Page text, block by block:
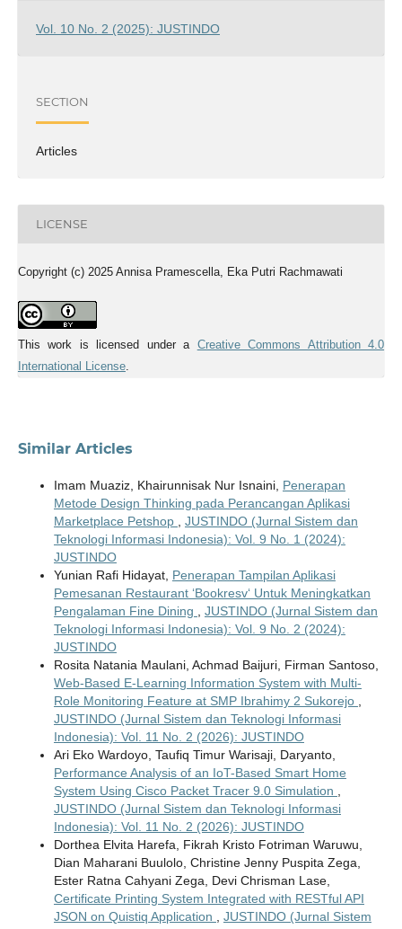
Vol. 10 No. 2 (2025): JUSTINDO
SECTION
Articles
LICENSE
Copyright (c) 2025 Annisa Pramescella, Eka Putri Rachmawati
This work is licensed under a Creative Commons Attribution 4.0
International License.
Similar Articles
Imam Muaziz, Khairunnisak Nur Isnaini, Penerapan
Metode Design Thinking pada Perancangan Aplikasi
Marketplace Petshop
JUSTINDO (Jurnal Sistem dan
Teknologi Informasi Indonesia): Vol. 9 No. 1 (2024):
JUSTINDO
Yunian Rafi Hidayat, Penerapan Tampilan Aplikasi
Pemesanan Restaurant ‘Bookresv‘ Untuk Meningkatkan
Pengalaman Fine Dining
JUSTINDO (Jurnal Sistem dan
Teknologi Informasi Indonesia): Vol. 9 No. 2 (2024):
JUSTINDO
Rosita Natania Maulani, Achmad Baijuri, Firman Santoso,
Web-Based E-Learning Information System with Multi-
Role Monitoring Feature at SMP Ibrahimy 2 Sukorejo
JUSTINDO (Jurnal Sistem dan Teknologi Informasi
Indonesia): Vol. 11 No. 2 (2026): JUSTINDO
Ari Eko Wardoyo, Taufiq Timur Warisaji, Daryanto,
Performance Analysis of an IoT-Based Smart Home
System Using Cisco Packet Tracer 9.0 Simulation
JUSTINDO (Jurnal Sistem dan Teknologi Informasi
Indonesia): Vol. 11 No. 2 (2026): JUSTINDO
Dorthea Elvita Harefa, Fikrah Kristo Fotriman Waruwu,
Dian Maharani Buulolo, Christine Jenny Puspita Zega,
Ester Ratna Cahyani Zega, Devi Chrisman Lase,
Certificate Printing System Integrated with RESTful API
JSON on Quistiq Application
JUSTINDO (Jurnal Sistem